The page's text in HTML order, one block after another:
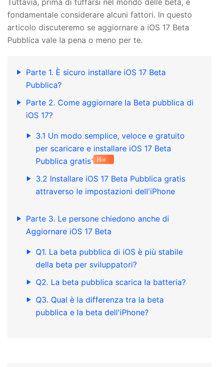
Tuttavia, prima di tuffarsi nel mondo delle beta, è
fondamentale considerare alcuni fattori. In questo
articolo discuteremo se aggiornare a iOS 17 Beta
Pubblica vale la pena o meno per te.
Parte 1. È sicuro installare iOS 17 Beta
Pubblica?
Parte 2. Come aggiornare la Beta pubblica di
iOS 17?
3.1 Un modo semplice, veloce e gratuito
per scaricare e installare iOS 17 Beta
Pubblica gratis
Hot
3.2 Installare iOS 17 Beta Pubblica gratis
attraverso le impostazioni dell'iPhone
Parte 3. Le persone chiedono anche di
Aggiornare iOS 17 Beta
Q1. La beta pubblica di iOS è più stabile
della beta per sviluppatori?
Q2. La beta pubblica scarica la batteria?
Q3. Qual è la differenza tra la beta
pubblica e la beta dell'iPhone?